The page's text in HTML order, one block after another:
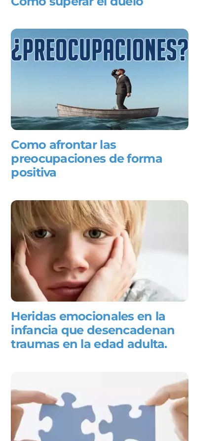
Como afrontar las
preocupaciones de forma
positiva
Heridas emocionales en la
infancia que desencadenan
traumas en la edad adulta.